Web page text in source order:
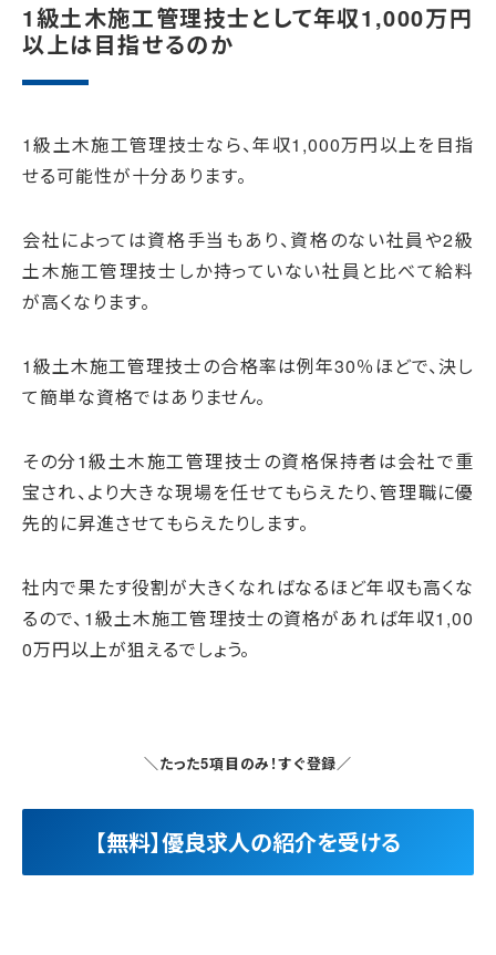
1級土木施工管理技士として年収1,000万円
以上は目指せるのか
1級土木施工管理技士なら、年収1,000万円以上を目指
せる可能性が十分あります。
会社によっては資格手当もあり、資格のない社員や2級
土木施工管理技士しか持っていない社員と比べて給料
が高くなります。
1級土木施工管理技士の合格率は例年30％ほどで、決し
て簡単な資格ではありません。
その分1級土木施工管理技士の資格保持者は会社で重
宝され、より大きな現場を任せてもらえたり、管理職に優
先的に昇進させてもらえたりします。
社内で果たす役割が大きくなればなるほど年収も高くな
るので、1級土木施工管理技士の資格があれば年収1,00
0万円以上が狙えるでしょう。
＼たった5項目のみ！すぐ登録／
【無料】優良求人の紹介を受ける